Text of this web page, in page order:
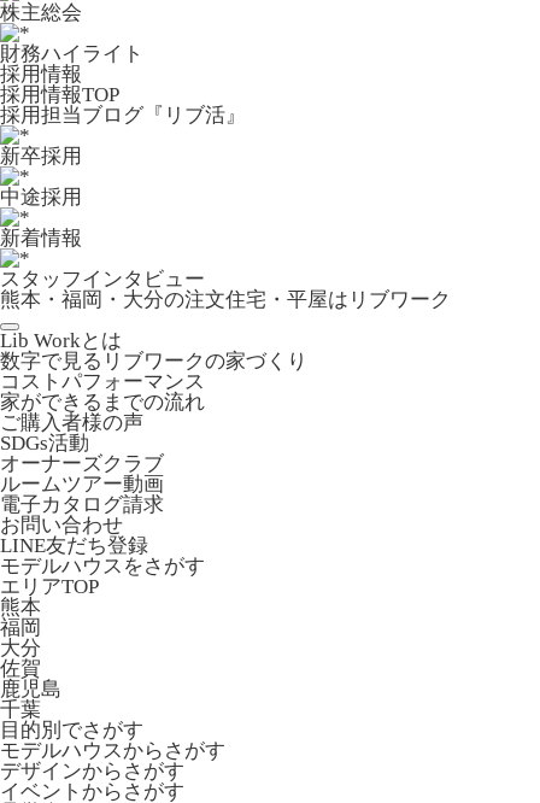
株主総会
財務ハイライト
採用情報
採用情報TOP
採用担当ブログ『リブ活』
新卒採用
中途採用
新着情報
スタッフインタビュー
熊本・福岡・大分の注文住宅・平屋はリブワーク
Lib Workとは
数字で見るリブワークの家づくり
コストパフォーマンス
家ができるまでの流れ
ご購入者様の声
SDGs活動
オーナーズクラブ
ルームツアー動画
電子カタログ請求
お問い合わせ
LINE友だち登録
モデルハウスをさがす
エリアTOP
熊本
福岡
大分
佐賀
鹿児島
千葉
目的別でさがす
モデルハウスからさがす
デザインからさがす
イベントからさがす